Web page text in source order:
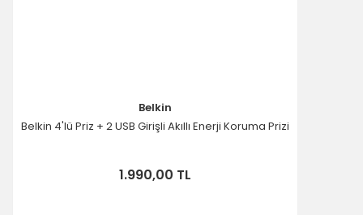
Belkin
Belkin 4'lü Priz + 2 USB Girişli Akıllı Enerji Koruma Prizi
1.990,00 TL